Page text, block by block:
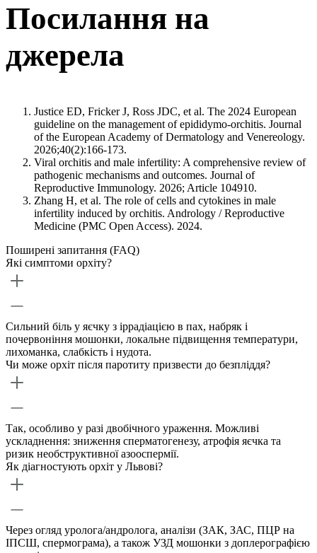
Посилання на
джерела
Justice ED, Fricker J, Ross JDC, et al. The 2024 European
guideline on the management of epididymo-orchitis. Journal
of the European Academy of Dermatology and Venereology.
2026;40(2):166-173.
Viral orchitis and male infertility: A comprehensive review of
pathogenic mechanisms and outcomes. Journal of
Reproductive Immunology. 2026; Article 104910.
Zhang H, et al. The role of cells and cytokines in male
infertility induced by orchitis. Andrology / Reproductive
Medicine (PMC Open Access). 2024.
Поширені запитання (FAQ)
Які симптоми орхіту?
Сильний біль у яєчку з іррадіацією в пах, набряк і
почервоніння мошонки, локальне підвищення температури,
лихоманка, слабкість і нудота.
Чи може орхіт після паротиту призвести до безпліддя?
Так, особливо у разі двобічного ураження. Можливі
ускладнення: зниження сперматогенезу, атрофія яєчка та
ризик необструктивної азооспермії.
Як діагностують орхіт у Львові?
Через огляд уролога/андролога, аналізи (ЗАК, ЗАС, ПЦР на
ІПСШ, спермограма), а також УЗД мошонки з доплерографією